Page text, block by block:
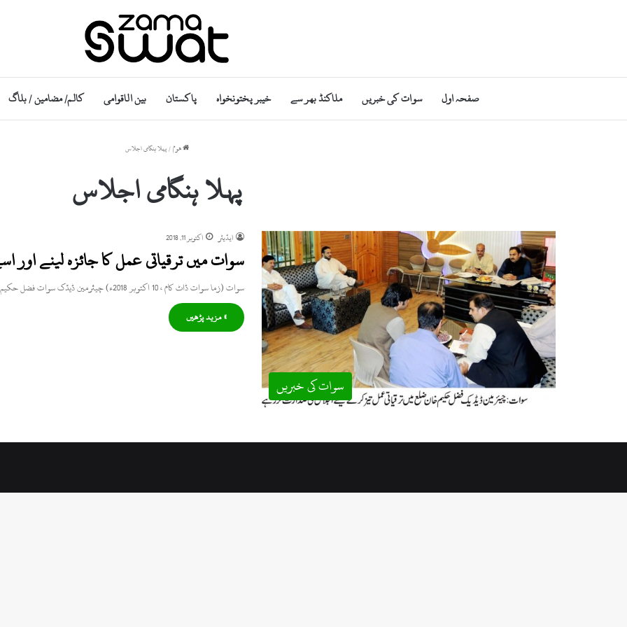
صفحہ اول سوات کی خبریں ملاکنڈ بھر سے خیبر پختونخواہ پاکستان بین الاقوامی کالم/ مضامین / بلاگ
ھوم / پہلا ہنگامی اجلاس
پہلا ہنگامی اجلاس
سوات کی خبریں
ایڈیٹر اکتوبر 11, 2018
سوات میں ترقیاتی عمل کا جائزہ لینے اور
سوات (زما سوات ڈاٹ کام ، 10 اکتوبر 2018ء) چیئرمین ڈیڈک سوات فضل حکیم خان کی زیر صدارت سوات میں…
» مزید پڑھیں